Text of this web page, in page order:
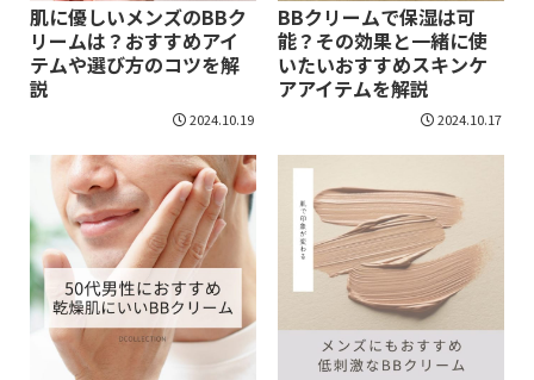
肌に優しいメンズのBBク
リームは？おすすめアイ
テムや選び方のコツを解
説
2024.10.19
BBクリームで保湿は可
能？その効果と一緒に使
いたいおすすめスキンケ
アアイテムを解説
2024.10.17